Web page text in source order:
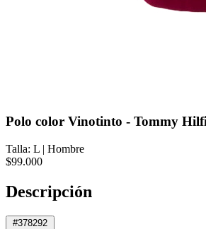
Polo color Vinotinto - Tommy
Talla: L | Hombre
$99.000
Descripción
#378292